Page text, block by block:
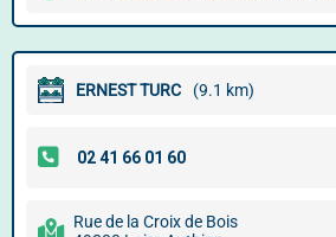
ERNEST TURC (9.1 km)
Rue de la Croix de Bois